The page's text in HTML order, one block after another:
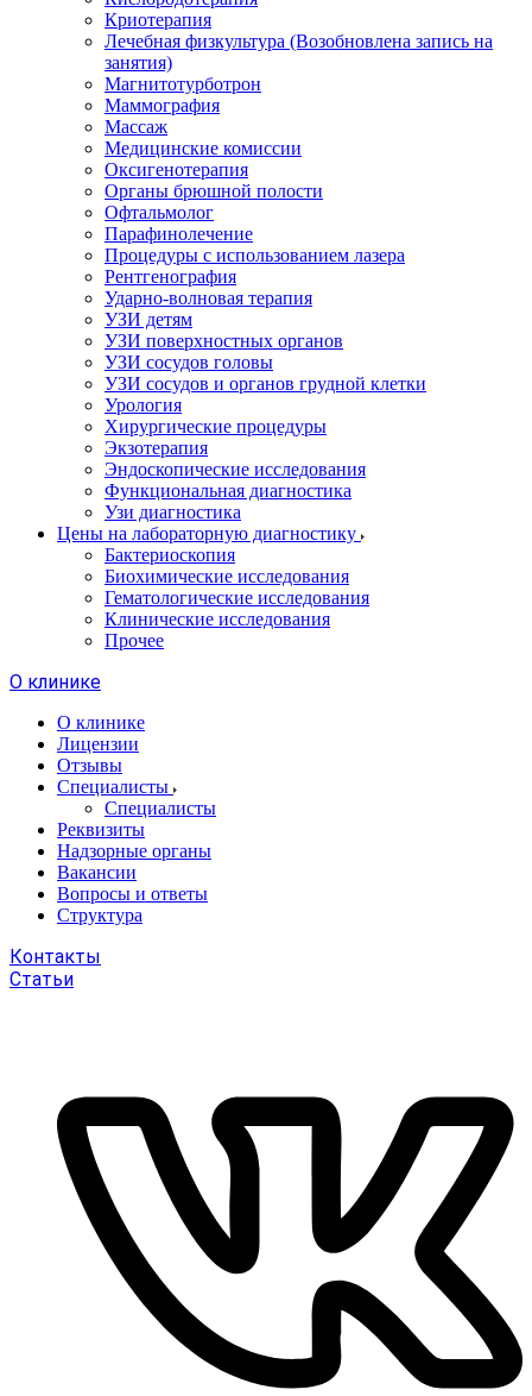
Криотерапия
Лечебная физкультура (Возобновлена запись на
занятия)
Магнитотурботрон
Маммография
Массаж
Медицинские комиссии
Оксигенотерапия
Органы брюшной полости
Офтальмолог
Парафинолечение
Процедуры с использованием лазера
Рентгенография
Ударно-волновая терапия
УЗИ детям
УЗИ поверхностных органов
УЗИ сосудов головы
УЗИ сосудов и органов грудной клетки
Урология
Хирургические процедуры
Экзотерапия
Эндоскопические исследования
Функциональная диагностика
Узи диагностика
Цены на лабораторную диагностику
Бактериоскопия
Биохимические исследования
Гематологические исследования
Клинические исследования
Прочее
О клинике
О клинике
Лицензии
Отзывы
Специалисты
Специалисты
Реквизиты
Надзорные органы
Вакансии
Вопросы и ответы
Структура
Контакты
Статьи